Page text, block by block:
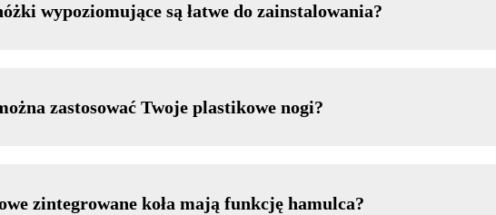
wypoziomujące są łatwe do zainstalowania?
zastosować Twoje plastikowe nogi?
zintegrowane koła mają funkcję hamulca?